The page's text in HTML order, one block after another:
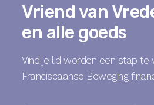
Vriend van
en alle goeds
Vind je lid worden een stap te
Franciscaanse Beweging